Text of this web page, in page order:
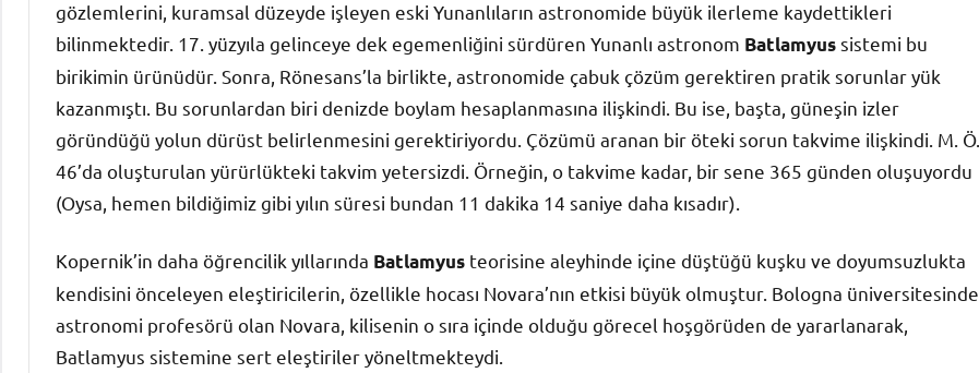
gözlemlerini, kuramsal düzeyde işleyen eski Yunanlıların astronomide büyük ilerleme kaydettikleri
bilinmektedir. 17. yüzyıla gelinceye dek egemenliğini sürdüren Yunanlı astronom Batlamyussistemi bu
birikimin ürünüdür. Sonra, Rönesans’la birlikte, astronomide çabuk çözüm gerektiren pratik sorunlar yük
kazanmıştı. Bu sorunlardan biri denizde boylam hesaplanmasına ilişkindi. Bu ise, başta, güneşin izler
göründüğü yolun dürüst belirlenmesini gerektiriyordu. Çözümü aranan bir öteki sorun takvime ilişkindi. M. Ö.
46’da oluşturulan yürürlükteki takvim yetersizdi. Örneğin, o takvime kadar, bir sene 365 günden oluşuyordu
(Oysa, hemen bildiğimiz gibi yılın süresi bundan 11 dakika 14 saniye daha kısadır).
Kopernik’in daha öğrencilik yıllarında Batlamyus teorisine aleyhinde içine düştüğü kuşku ve doyumsuzlukta
kendisini önceleyen eleştiricilerin, özellikle hocası Novara’nın etkisi büyük olmuştur. Bologna üniversitesinde
astronomi profesörü olan Novara, kilisenin o sıra içinde olduğu görecel hoşgörüden de yararlanarak,
Batlamyus sistemine sert eleştiriler yöneltmekteydi.